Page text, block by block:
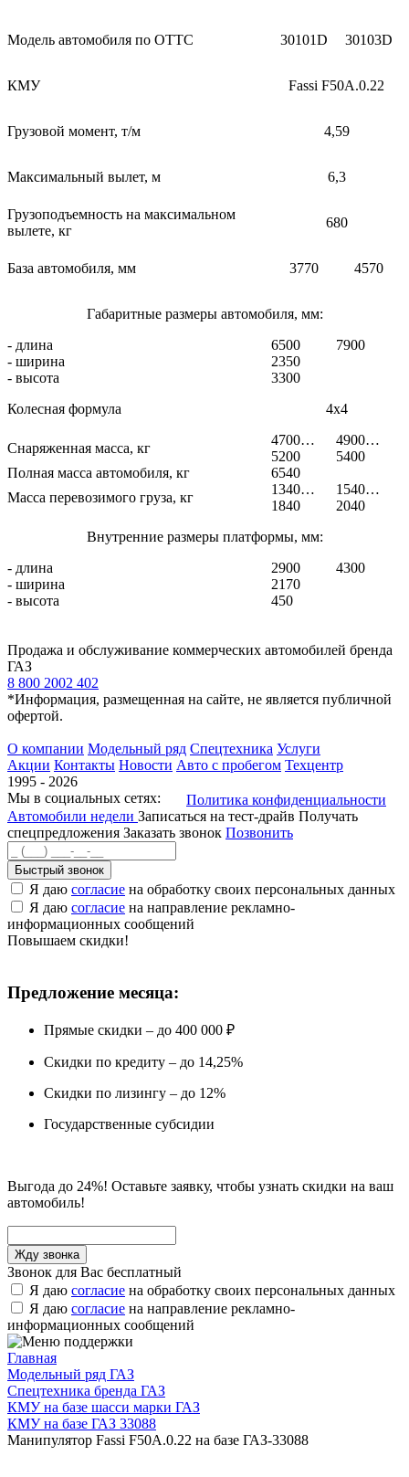
Модель автомобиля по ОТТС 30101D 30103D
КМУ Fassi F50А.0.22
Грузовой момент, т/м 4,59
Максимальный вылет, м 6,3
Грузоподъемность на максимальном
вылете, кг
680
База автомобиля, мм 3770 4570
Габаритные размеры автомобиля, мм:
- длина
6500
7900
- ширина
2350
- высота
3300
Колесная формула
4х4
Снаряженная масса, кг
4700…
5200
4900…
5400
Полная масса автомобиля, кг
6540
Масса перевозимого груза, кг
1340…
1840
1540…
2040
Внутренние размеры платформы, мм:
- длина
2900
4300
- ширина
2170
- высота
450
Продажа и обслуживание коммерческих автомобилей бренда
ГАЗ
8 800 2002 402
*Информация, размещенная на сайте, не является публичной
офертой.
О компании Модельный ряд Спецтехника Услуги
Акции Контакты Новости Авто с пробегом Техцентр
1995 - 2026
Мы в социальных сетях:
Политика конфиденциальности
Автомобили недели Записаться на тест-драйв Получать
спецпредложения Заказать звонок Позвонить
Быстрый звонок
Я даю согласие на обработку своих персональных данных
Я даю согласие на направление рекламно-
информационных сообщений
Повышаем скидки!
Предложение месяца:
Прямые скидки – до 400 000 ₽
Скидки по кредиту – до 14,25%
Скидки по лизингу – до 12%
Государственные субсидии
Выгода до 24%! Оставьте заявку, чтобы узнать скидки на ваш
автомобиль!
Звонок для Вас бесплатный
Я даю согласие на обработку своих персональных данных
Я даю согласие на направление рекламно-
информационных сообщений
Главная
Модельный ряд ГАЗ
Спецтехника бренда ГАЗ
КМУ на базе шасси марки ГАЗ
КМУ на базе ГАЗ 33088
Манипулятор Fassi F50А.0.22 на базе ГАЗ-33088